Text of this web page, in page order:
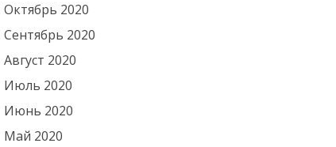
Октябрь 2020
Сентябрь 2020
Август 2020
Июль 2020
Июнь 2020
Май 2020